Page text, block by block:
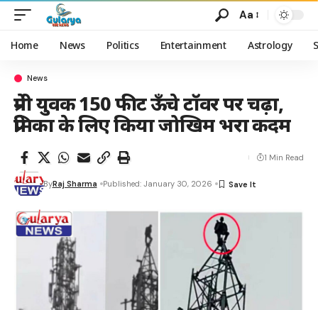
Aa
Home News Politics Entertainment Astrology
News
प्रेमी युवक 150 फीट ऊँचे टॉवर पर चढ़ा,
प्रेमिका के लिए किया जोखिम भरा कदम
ByRaj Sharma Published: January 30, 2026
1 Min Read